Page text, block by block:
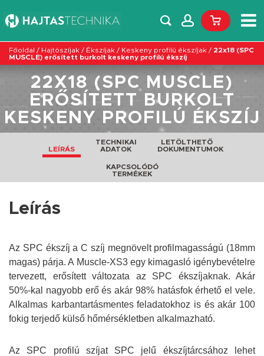
Főoldal / Hajtószíjak / Ékszíjak / Keskeny profilú ékszíjak / 22x18 (SPC
MUSCLE) erősített burkolt keskeny profilú ékszíj
22X18 (SPC MUSCLE)
ERŐSÍTETT BURKOLT
KESKENY PROFILÚ ÉKSZÍJ
LEÍRÁS
TECHNIKAI
ADATOK
LETÖLTHETŐ
DOKUMENTUMOK
KAPCSOLÓDÓ
TERMÉKEK
Leírás
Az SPC ékszíj a C szíj megnövelt profilmagasságú (18mm
magas) párja. A Muscle-XS3 egy kimagasló igénybevételre
tervezett, erősített változata az SPC ékszíjaknak. Akár
50%-kal nagyobb erő és akár 98% hatásfok érhető el vele.
Alkalmas karbantartásmentes feladatokhoz is és akár 100
fokig terjedő külső hőmérsékletben alkalmazható.
Az SPC profilú szíjat SPC jelű ékszíjtárcsához lehet